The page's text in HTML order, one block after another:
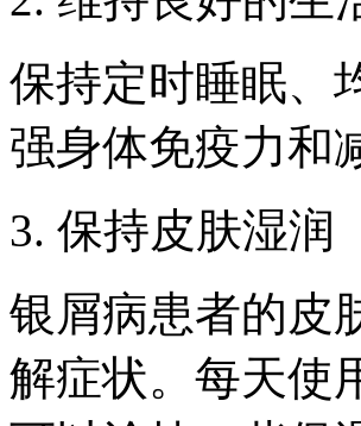
保持定时睡眠、
强身体免疫力和
3. 保持皮肤湿润
银屑病患者的皮
解症状。每天使